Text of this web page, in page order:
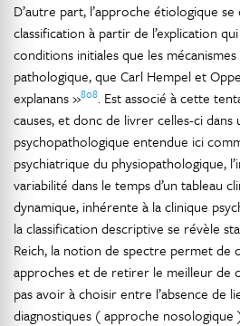
D’autre part, l’approche étiologique
classification à partir de l’explication
conditions initiales que les mécanismes
pathologique, que Carl Hempel et
explanans »808. Est associé à cette
causes, et donc de livrer celles-ci dans
psychopathologique entendue ici
psychiatrique du physiopathologique,
variabilité dans le temps d’un tableau
dynamique, inhérente à la clinique
la classification descriptive se révèle
Reich, la notion de spectre permet de
approches et de retirer le meilleur de
pas avoir à choisir entre l’absence de
diagnostiques ( approche